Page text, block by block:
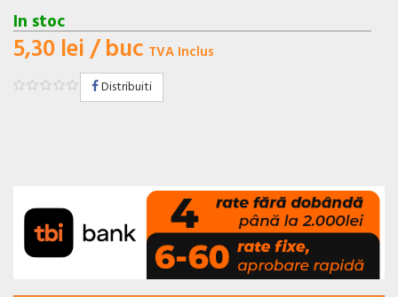
In stoc
5,30 lei/ buc TVA Inclus
Distribuiti